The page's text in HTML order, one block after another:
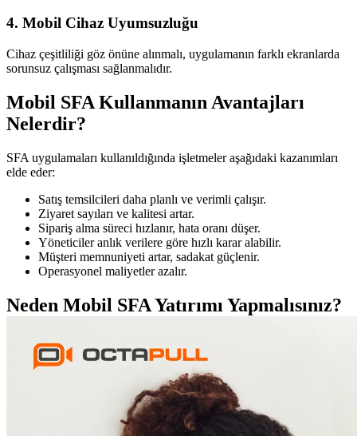
4. Mobil Cihaz Uyumsuzluğu
Cihaz çeşitliliği göz önüne alınmalı, uygulamanın farklı ekranlarda
sorunsuz çalışması sağlanmalıdır.
Mobil SFA Kullanmanın Avantajları
Nelerdir?
SFA uygulamaları kullanıldığında işletmeler aşağıdaki kazanımları
elde eder:
Satış temsilcileri daha planlı ve verimli çalışır.
Ziyaret sayıları ve kalitesi artar.
Sipariş alma süreci hızlanır, hata oranı düşer.
Yöneticiler anlık verilere göre hızlı karar alabilir.
Müşteri memnuniyeti artar, sadakat güçlenir.
Operasyonel maliyetler azalır.
Neden Mobil SFA Yatırımı Yapmalısınız?